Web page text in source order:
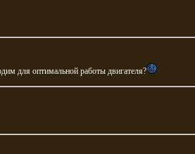
для оптимальной работы двигателя?